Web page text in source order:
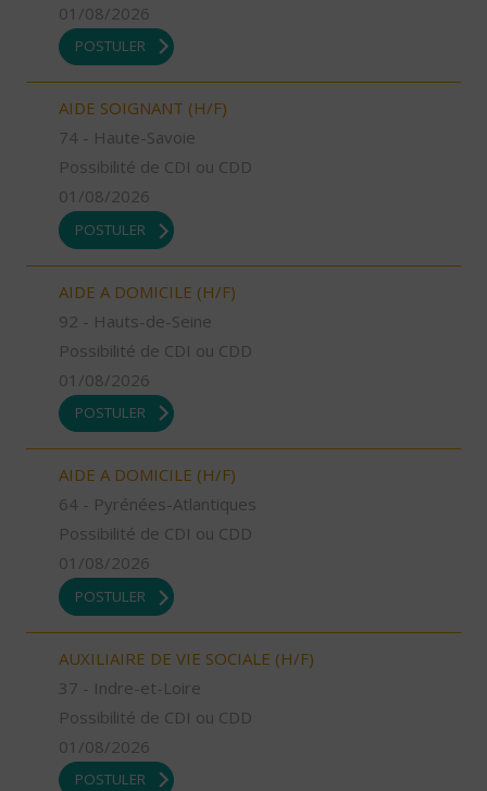
01/08/2026
POSTULER
AIDE SOIGNANT (H/F)
74 - Haute-Savoie
Possibilité de CDI ou CDD
01/08/2026
POSTULER
AIDE A DOMICILE (H/F)
92 - Hauts-de-Seine
Possibilité de CDI ou CDD
01/08/2026
POSTULER
AIDE A DOMICILE (H/F)
64 - Pyrénées-Atlantiques
Possibilité de CDI ou CDD
01/08/2026
POSTULER
AUXILIAIRE DE VIE SOCIALE (H/F)
37 - Indre-et-Loire
Possibilité de CDI ou CDD
01/08/2026
POSTULER